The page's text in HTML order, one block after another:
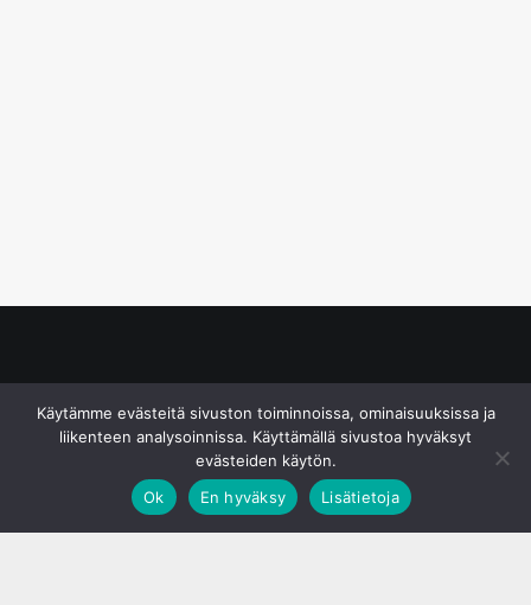
Käytämme evästeitä sivuston toiminnoissa, ominaisuuksissa ja
liikenteen analysoinnissa. Käyttämällä sivustoa hyväksyt
evästeiden käytön.
Ok
En hyväksy Lisätietoja